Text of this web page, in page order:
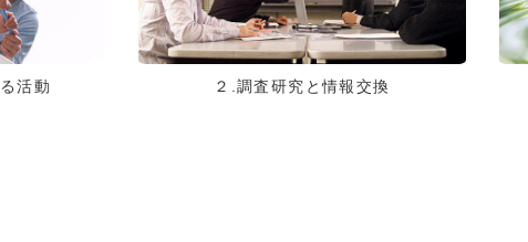
活動 ２.調査研究と情報交換